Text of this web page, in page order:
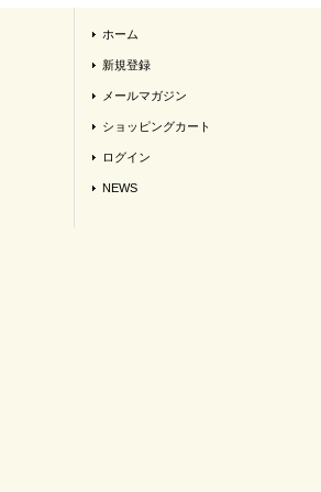
ホーム
新規登録
メールマガジン
ショッピングカート
ログイン
NEWS